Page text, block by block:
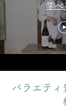
学べ
バラエティ